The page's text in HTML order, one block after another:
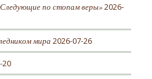
по стопам веры» 2026-
мира 2026-07-26
20